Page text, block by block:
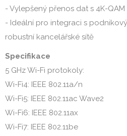
- Vylepšený přenos dat s 4K-
- Ideální pro integraci s
robustní kancelářské sítě
Specifikace
5 GHz Wi-Fi protokoly:
Wi-Fi4: IEEE 802.11a/n
Wi-Fi5: IEEE 802.11ac Wave2
Wi-Fi6: IEEE 802.11ax
Wi-Fi7: IEEE 802.11be